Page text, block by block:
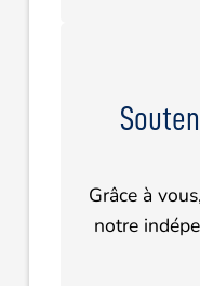
Grâce à
notre